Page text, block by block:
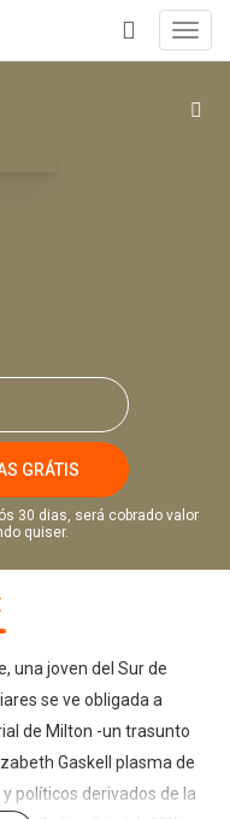
+
GRÁTIS
30 dias, será cobrado valor
quiser.
una joven del Sur de
se ve obligada a
de Milton -un trasunto
Gaskell plasma de
políticos derivados de la